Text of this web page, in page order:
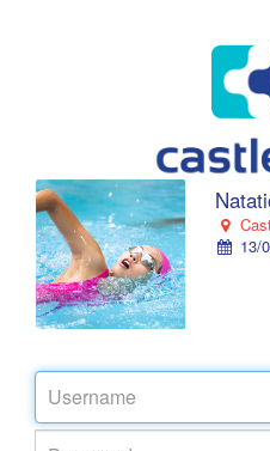
13/